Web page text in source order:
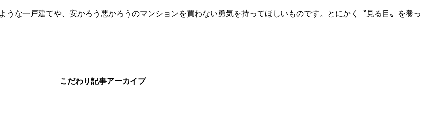
な一戸建てや、安かろう悪かろうのマンションを買わない勇気を持ってほしいものです。とにかく〝見る目〟を養っ
こだわり記事アーカイブ